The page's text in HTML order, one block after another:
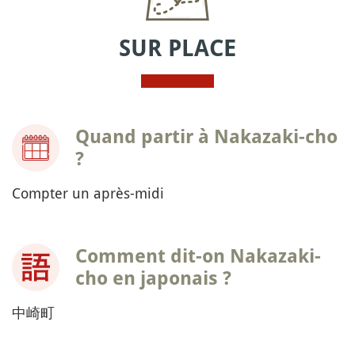
SUR PLACE
Quand partir à Nakazaki-cho
?
Compter un après-midi
Comment dit-on Nakazaki-
cho en japonais ?
中崎町